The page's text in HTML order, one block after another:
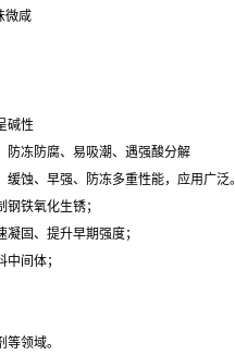
微咸
碱性
防冻防腐、易吸潮、遇强酸分解
缓蚀、早强、防冻多重性能，应用广泛。
钢铁氧化生锈；
凝固、提升早期强度；
中间体；
领域。